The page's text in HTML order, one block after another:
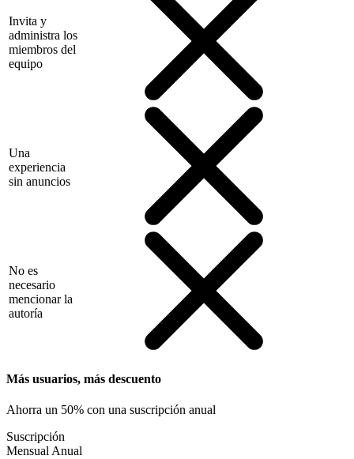
Invita y
administra los
miembros del
equipo
Una
experiencia
sin anuncios
No es
necesario
mencionar la
autoría
Más usuarios, más descuento
Ahorra un 50% con una suscripción anual
Suscripción
Mensual Anual